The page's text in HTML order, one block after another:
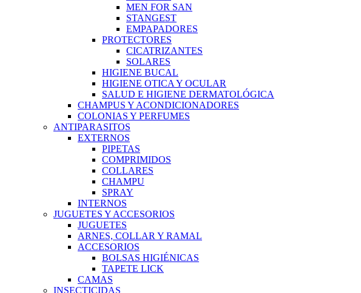
MEN FOR SAN
STANGEST
EMPAPADORES
PROTECTORES
CICATRIZANTES
SOLARES
HIGIENE BUCAL
HIGIENE OTICA Y OCULAR
SALUD E HIGIENE DERMATOLÓGICA
CHAMPUS Y ACONDICIONADORES
COLONIAS Y PERFUMES
ANTIPARASITOS
EXTERNOS
PIPETAS
COMPRIMIDOS
COLLARES
CHAMPU
SPRAY
INTERNOS
JUGUETES Y ACCESORIOS
JUGUETES
ARNES, COLLAR Y RAMAL
ACCESORIOS
BOLSAS HIGIÉNICAS
TAPETE LICK
CAMAS
INSECTICIDAS